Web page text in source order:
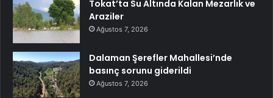
Tokat’ta Su Altında Kalan Mezarlık ve
Araziler
Ağustos 7, 2026
Dalaman Şerefler Mahallesi’nde
basınç sorunu giderildi
Ağustos 7, 2026